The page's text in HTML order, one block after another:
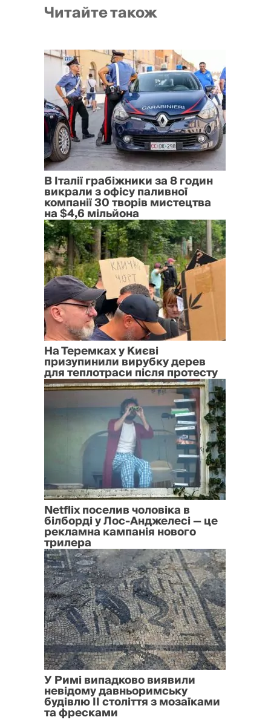
Читайте також
В Італії грабіжники за 8 годин
викрали з офісу паливної
компанії 30 творів мистецтва
на $4,6 мільйона
На Теремках у Києві
призупинили вирубку дерев
для теплотраси після протесту
Netflix поселив чоловіка в
білборді у Лос-Анджелесі — це
рекламна кампанія нового
трилера
У Римі випадково виявили
невідому давньоримську
будівлю II століття з мозаїками
та фресками